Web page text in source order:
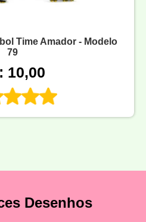
Time Amador - Modelo
79
10,00
Desenhos